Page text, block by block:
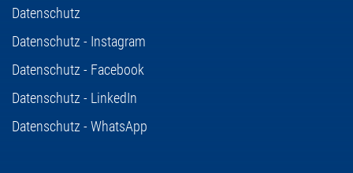
Datenschutz
Datenschutz - Instagram
Datenschutz - Facebook
Datenschutz - LinkedIn
Datenschutz - WhatsApp